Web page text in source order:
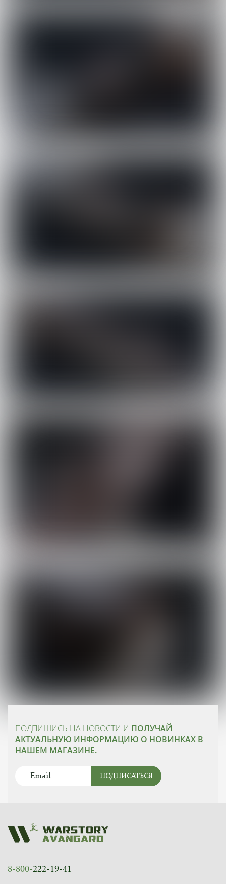
ПОДПИШИСЬ НА НОВОСТИ И ПОЛУЧАЙ
АКТУАЛЬНУЮ ИНФОРМАЦИЮ О НОВИНКАХ В
НАШЕМ МАГАЗИНЕ.
ПОДПИСАТЬСЯ
8-800-222-19-41